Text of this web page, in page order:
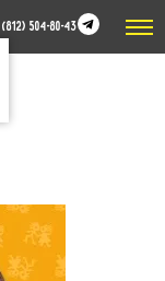
(812) 504-80-43